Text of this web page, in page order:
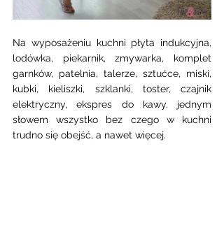
Na wyposażeniu kuchni płyta indukcyjna,
lodówka, piekarnik, zmywarka, komplet
garnków, patelnia, talerze, sztućce, miski,
kubki, kieliszki, szklanki, toster, czajnik
elektryczny, ekspres do kawy. jednym
słowem wszystko bez czego w kuchni
trudno się obejść, a nawet więcej.